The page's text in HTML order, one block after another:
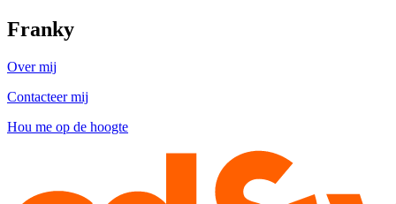
Franky
Over mij
Contacteer mij
Hou me op de hoogte